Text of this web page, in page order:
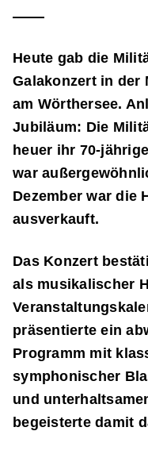
Heute gab die
Galakonzert in der
am Wörthersee.
Jubiläum: Die
heuer ihr
war
Dezember war die
ausverkauft.
Das Konzert
als musikalischer
präsentierte ein
Programm mit
symphonischer
und
begeisterte damit